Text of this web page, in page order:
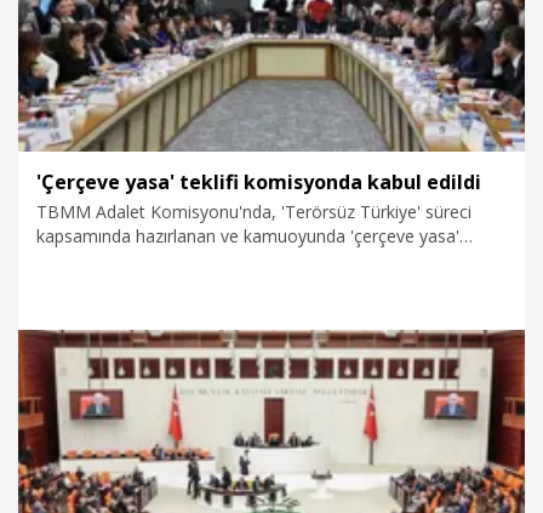
'Çerçeve yasa' teklifi komisyonda kabul edildi
TBMM Adalet Komisyonu'nda, 'Terörsüz Türkiye' süreci
kapsamında hazırlanan ve kamuoyunda 'çerçeve yasa'
bekleniyor.
8.08.2026 Politika